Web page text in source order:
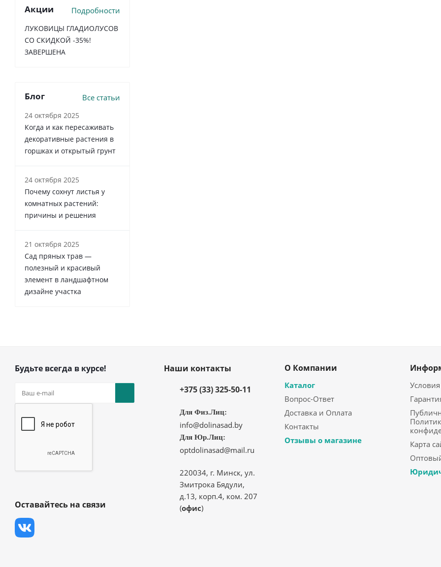
Акции Подробности
ЛУКОВИЦЫ ГЛАДИОЛУСОВ
СО СКИДКОЙ -35%!
ЗАВЕРШЕНА
Блог Все статьи
24 октября 2025
Когда и как пересаживать
декоративные растения в
горшках и открытый грунт
24 октября 2025
Почему сохнут листья у
комнатных растений:
причины и решения
21 октября 2025
Сад пряных трав —
полезный и красивый
элемент в ландшафтном
дизайне участка
Будьте всегда в курсе!
Оставайтесь на связи
Наши контакты
+375 (33) 325-50-11
Для Физ.Лиц:
info@dolinasad.by
Для Юр.Лиц:
optdolinasad@mail.ru
220034, г. Минск, ул.
Змитрока Бядули,
д.13, корп.4, ком. 207
(офис)
О Компании
Каталог
Вопрос-Ответ
Доставка и Оплата
Контакты
Отзывы о магазине
Карта